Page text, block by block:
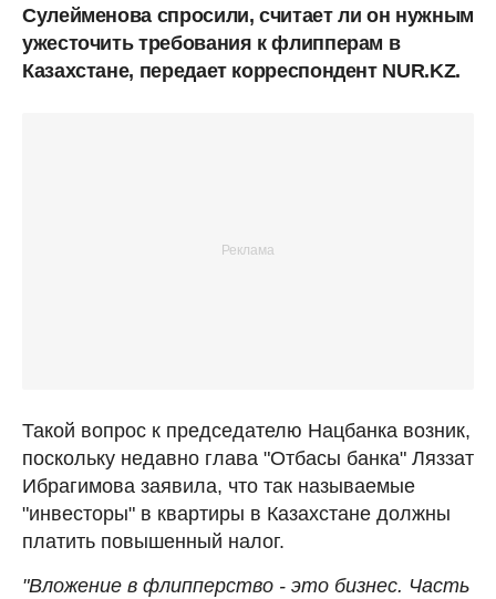
Сулейменова спросили, считает ли он нужным
ужесточить требования к флипперам в
Казахстане, передает корреспондент NUR.KZ.
Такой вопрос к председателю Нацбанка возник,
поскольку недавно глава "Отбасы банка" Ляззат
Ибрагимова заявила, что так называемые
"инвесторы" в квартиры в Казахстане должны
платить повышенный налог.
"Вложение в флипперство - это бизнес. Часть